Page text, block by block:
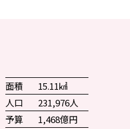
面積
15.11㎢
人口
231,976人
予算
1,468億円